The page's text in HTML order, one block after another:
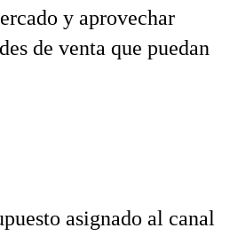
y aprovechar
de venta que puedan
asignado al canal